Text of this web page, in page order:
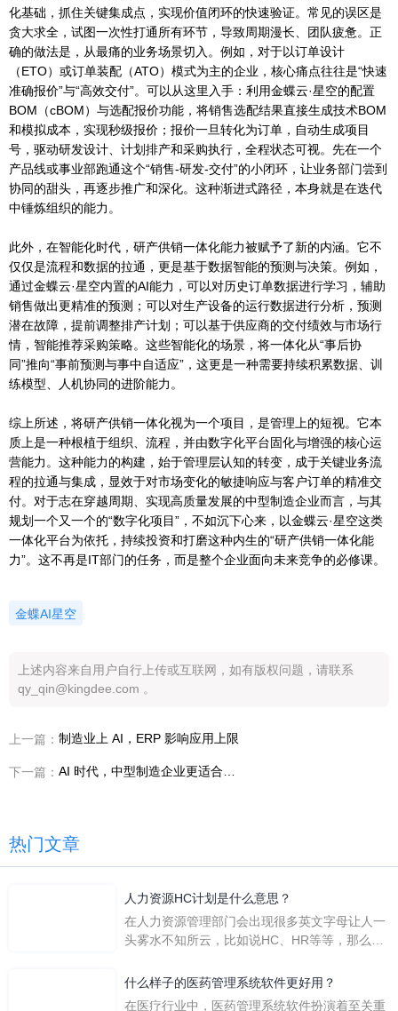
化基础，抓住关键集成点，实现价值闭环的快速验证。常见的误区是
贪大求全，试图一次性打通所有环节，导致周期漫长、团队疲惫。正
确的做法是，从最痛的业务场景切入。例如，对于以订单设计
（ETO）或订单装配（ATO）模式为主的企业，核心痛点往往是“快速
准确报价”与“高效交付”。可以从这里入手：利用金蝶云·星空的配置
BOM（cBOM）与选配报价功能，将销售选配结果直接生成技术BOM
和模拟成本，实现秒级报价；报价一旦转化为订单，自动生成项目
号，驱动研发设计、计划排产和采购执行，全程状态可视。先在一个
产品线或事业部跑通这个“销售-研发-交付”的小闭环，让业务部门尝到
协同的甜头，再逐步推广和深化。这种渐进式路径，本身就是在迭代
中锤炼组织的能力。
此外，在智能化时代，研产供销一体化能力被赋予了新的内涵。它不
仅仅是流程和数据的拉通，更是基于数据智能的预测与决策。例如，
通过金蝶云·星空内置的AI能力，可以对历史订单数据进行学习，辅助
销售做出更精准的预测；可以对生产设备的运行数据进行分析，预测
潜在故障，提前调整排产计划；可以基于供应商的交付绩效与市场行
情，智能推荐采购策略。这些智能化的场景，将一体化从“事后协
同”推向“事前预测与事中自适应”，这更是一种需要持续积累数据、训
练模型、人机协同的进阶能力。
综上所述，将研产供销一体化视为一个项目，是管理上的短视。它本
质上是一种根植于组织、流程，并由数字化平台固化与增强的核心运
营能力。这种能力的构建，始于管理层认知的转变，成于关键业务流
程的拉通与集成，显效于对市场变化的敏捷响应与客户订单的精准交
付。对于志在穿越周期、实现高质量发展的中型制造企业而言，与其
规划一个又一个的“数字化项目”，不如沉下心来，以金蝶云·星空这类
一体化平台为依托，持续投资和打磨这种内生的“研产供销一体化能
力”。这不再是IT部门的任务，而是整个企业面向未来竞争的必修课。
金蝶AI星空
上述内容来自用户自行上传或互联网，如有版权问题，请联系
qy_qin@kingdee.com 。
上一篇： 制造业上 AI，ERP 影响应用上限
下一篇： AI 时代，中型制造企业更适合选择一体化 ERP
热门文章
人力资源HC计划是什么意思？
在人力资源管理部门会出现很多英文字母让人一
头雾水不知所云，比如说HC、HR等等，那么它
么呢？
什么样子的医药管理系统软件更好用？
在医疗行业中，医药管理系统软件扮演着至关重